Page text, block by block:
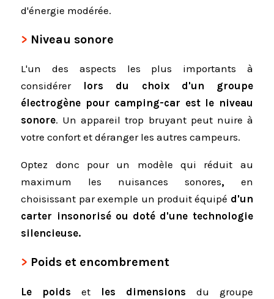
d'énergie modérée.
Niveau sonore
L'un des aspects les plus importants à
considérerlors du choix d'un groupe
électrogène pour camping-car est le niveau
sonore. Un appareil trop bruyant peut nuire à
votre confort et déranger les autres campeurs.
Optez donc pour un modèle qui réduit au
maximum les nuisances sonores, en
choisissant par exemple un produit équipé d'un
carter insonorisé ou doté d'une technologie
silencieuse.
Poids et encombrement
Le poids et les dimensions du groupe